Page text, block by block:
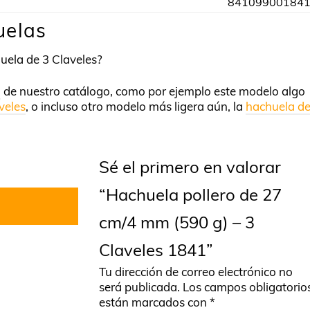
de 3 Claveles?
de nuestro catálogo, como por ejemplo este modelo algo
, o incluso otro modelo más ligera aún, la hachuela de
Sé el primero en valorar
“Hachuela pollero de 27
cm/4 mm (590 g) – 3
Claveles 1841”
Tu dirección de correo electrónico no
será publicada. Los campos
están marcados con *